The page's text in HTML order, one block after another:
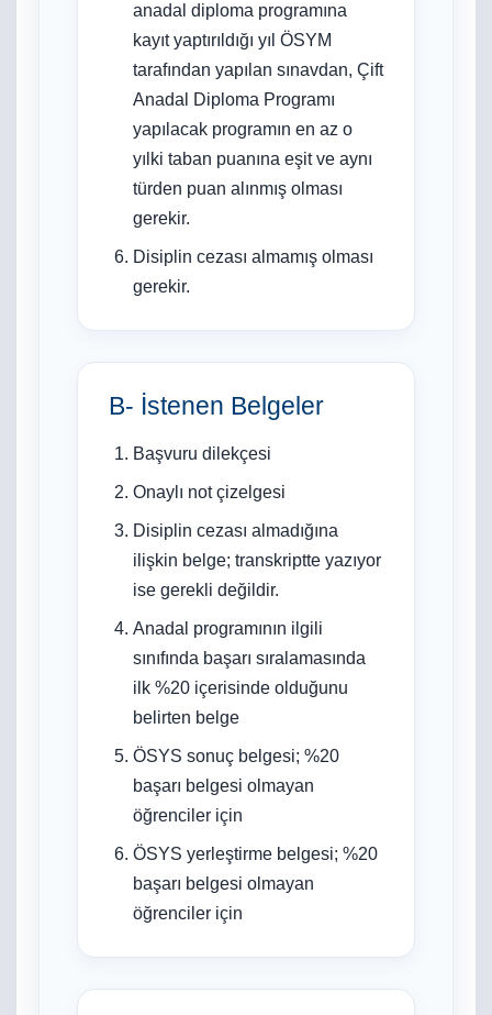
anadal diploma programına
kayıt yaptırıldığı yıl ÖSYM
tarafından yapılan sınavdan, Çift
Anadal Diploma Programı
yapılacak programın en az o
yılki taban puanına eşit ve aynı
türden puan alınmış olması
gerekir.
Disiplin cezası almamış olması
gerekir.
B- İstenen Belgeler
Başvuru dilekçesi
Onaylı not çizelgesi
Disiplin cezası almadığına
ilişkin belge; transkriptte yazıyor
ise gerekli değildir.
Anadal programının ilgili
sınıfında başarı sıralamasında
ilk %20 içerisinde olduğunu
belirten belge
ÖSYS sonuç belgesi; %20
başarı belgesi olmayan
öğrenciler için
ÖSYS yerleştirme belgesi; %20
başarı belgesi olmayan
öğrenciler için